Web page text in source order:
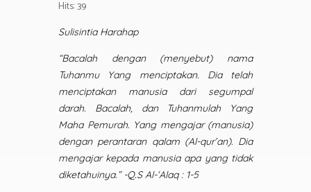
o
ok
p
p
m
ar
e
Hits: 39
Sulisintia Harahap
“Bacalah dengan (menyebut) nama
Tuhanmu Yang menciptakan. Dia telah
menciptakan manusia dari segumpal
darah. Bacalah, dan Tuhanmulah Yang
Maha Pemurah. Yang mengajar (manusia)
dengan perantaran qalam (Al-qur’an). Dia
mengajar kepada manusia apa yang tidak
diketahuinya.” -Q.S Al-‘Alaq : 1-5